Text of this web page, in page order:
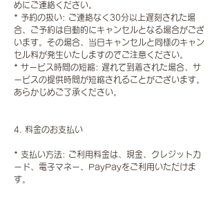
めにご連絡ください。
* 予約の扱い: ご連絡なく30分以上遅刻された場
合、ご予約は自動的にキャンセルとなる場合がござ
います。その場合、当日キャンセルと同様のキャン
セル料が発生いたしますのでご注意ください。
* サービス時間の短縮: 遅れて到着された場合、サ
ービスの提供時間が短縮されることがございます。
あらかじめご了承ください。
4. 料金のお支払い
* 支払い方法: ご利用料金は、現金、クレジットカ
ード、電子マネー、PayPayをご利用いただけま
す。